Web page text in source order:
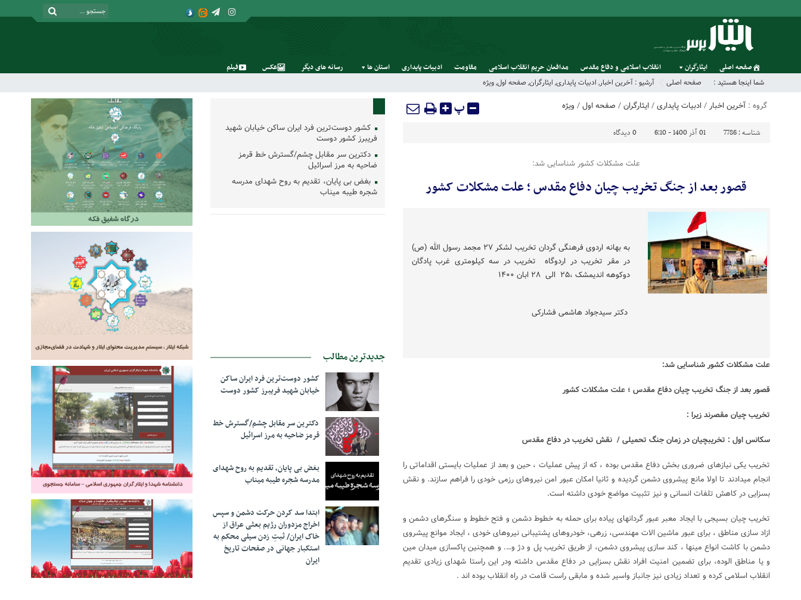
صفحه اصلی ایثارگران انقلاب اسلامی و دفاع مقدس مدافعان حریم انقلاب اسلامی مقاومت ادبیات پایداری استان‌ ها رسانه‌ های‌ دیگر عکس فیلم
شما اینجا هستید : صفحه اصلی آرشیو : آخرین اخبار, ادبیات پایداری, ایثارگران,صفحه اول,ویژه
گروه : آخرین اخبار /ادبیات پایداری/ایثارگران/ صفحه اول/ ویژه پ
شناسه : 7786 01 آذر 1400 - 6:10 0 دیدگاه
علت مشکلات کشور شناسایی شد:
قصور بعد از جنگ تخریب چیان دفاع مقدس ؛ علت مشکلات کشور
به بهانه اردوی فرهنگی گردان تخریب لشکر ۲۷ مجمد رسول الله (ص)
در مقر تخریب در اردوگاه تخریب در سه کیلومتری غرب پادگان
دوکوهه اندیمشک ،۲۵ الی ۲۸ ابان ۱۴۰۰
دکتر سیدجواد هاشمی فشارکی
علت مشکلات کشور شناسایی شد:
قصور بعد از جنگ تخریب چیان دفاع مقدس ؛ علت مشکلات کشور
تخریب چیان مقصرند زیرا :
سکانس اول : تخریبچیان در زمان جنگ تحمیلی / نقش تخریب در دفاع مقدس
تخریب یکی نیازهای ضروری بخش دفاع مقدس بوده ، که از پیش عملیات ، حین و بعد از عملیات بایستی اقداماتی را
انجام میدادند تا اولا مانع پیشروی دشمن گردیده و ثانیا امکان عبور امن نیروهای رزمی خودی را فراهم سازند. و نقش
بسزایی در کاهش تلفات انسانی و نیز تثبیت مواضع خودی داشته است.
تخریب چیان بسیجی با ایجاد معبر عبور گردانهای پیاده برای حمله به خطوط دشمن و فتح خطوط و سنگرهای دشمن و
ازاد سازی مناطق ، برای عبور ماشین الات مهندسی، زرهی، خودروهای پشتیبانی نیروهای خودی ، ایجاد موانع پیشروی
دشمن با کاشت انواع مینها ، کند سازی پیشروی دشمن، از طریق تخریب پل و دژ و…. و همچنین پاکسازی میدان مین
و یا مناطق الوده، برای تضمین امنیت افراد نقش بسزایی در دفاع مقدس داشته ودر این راستا شهدای زیادی تقدیم
انقلاب اسلامی کرده و تعداد زیادی نیز جانباز واسیر شده و مابقی راست قامت در راه انقلاب بوده اند .
کشور دوست‌ترین فرد ایران ساکن خیابان شهید
فریبرز کشور دوست
دکترین سر مقابل چشم/گسترش خط قرمز
ضاحیه به مرز اسرائیل
بغض بی پایان، تقدیم به روح شهدای مدرسه
شجره طیبه میناب
جدیدترین مطالب
کشور دوست‌ترین فرد ایران ساکن
خیابان شهید فریبرز کشور دوست
دکترین سر مقابل چشم/گسترش خط
قرمز ضاحیه به مرز اسرائیل
بغض بی پایان، تقدیم به روح شهدای
مدرسه شجره طیبه میناب
ابتدا سد کردن حرکت دشمن و سپس
اخراج مزدوران رژیم بعثی عراق از
خاک ایران/ ثبتِ زدن سیلی محکم به
استکبار جهانی در صفحات تاریخ
ایران